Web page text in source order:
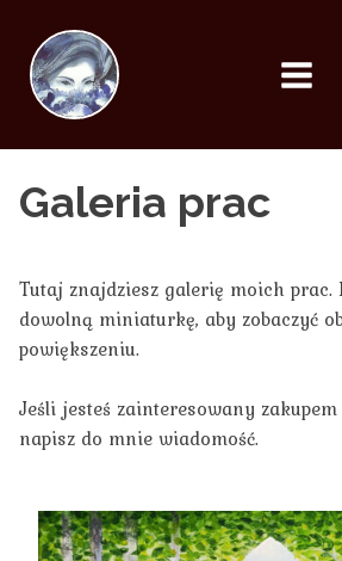
Galeria prac
Tutaj znajdziesz galerię moich
dowolną miniaturkę, aby zobaczyć
powiększeniu.
Jeśli jesteś zainteresowany
napisz do mnie wiadomość.